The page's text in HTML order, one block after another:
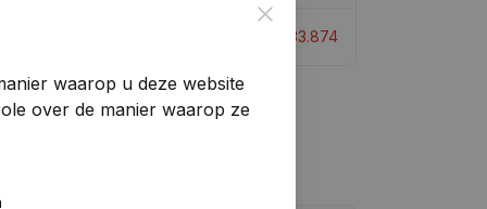
-133.874
Close
waarop u deze website
over de manier waarop ze